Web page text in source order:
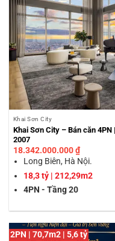
Khai Sơn City
Khai Sơn City – Bán căn
2007
18.342.000.000₫
Long Biên, Hà Nội.
18,3 tỷ | 212,29m2
4PN - Tầng 20
2PN | 70,7m2 | 5,6 tỷ